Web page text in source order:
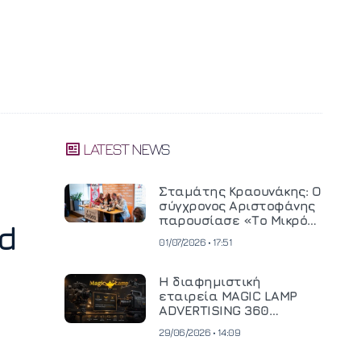
LATEST NEWS
Σταμάτης Κραουνάκης: Ο
σύγχρονος Αριστοφάνης
παρουσίασε «Το Μικρό
01/07/2026 • 17:51
Η διαφημιστική
εταιρεία MAGIC LAMP
ADVERTISING 360
κινηματογραφική
29/06/2026 • 14:09